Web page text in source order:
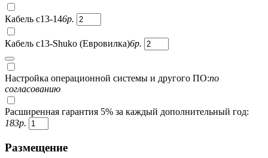
Кабель c13-146р.
Кабель c13-Shuko (Евровилка)6р.
Настройка операционной системы и другого ПО:по
согласованию
Расширенная гарантия 5% за каждый дополнительный год:
183р.
Размещение